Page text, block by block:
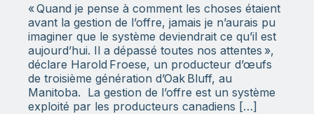
« Quand je pense à comment les choses étaient
avant la gestion de l’offre, jamais je n’aurais pu
imaginer que le système deviendrait ce qu’il est
aujourd’hui. Il a dépassé toutes nos attentes »,
déclare Harold Froese, un producteur d’œufs
de troisième génération d’Oak Bluff, au
Manitoba. La gestion de l’offre est un système
exploité par les producteurs canadiens […]